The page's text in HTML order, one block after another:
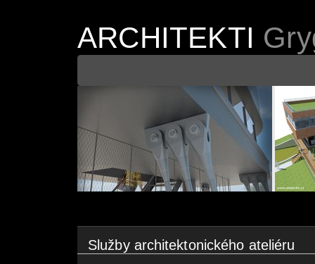
ARCHITEKTI
Služby architektonického ateliéru